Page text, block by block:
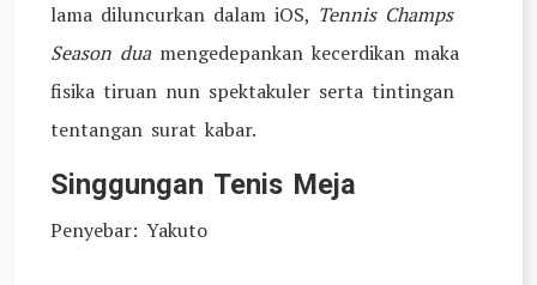
lama diluncurkan dalam iOS, Tennis Champs
Season dua mengedepankan kecerdikan maka
fisika tiruan nun spektakuler serta tintingan
tentangan surat kabar.
Singgungan Tenis Meja
Penyebar: Yakuto